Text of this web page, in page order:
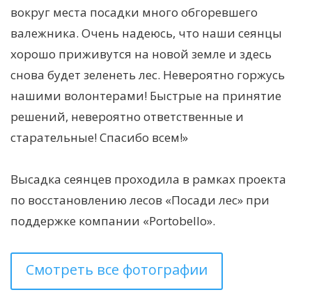
вокруг места посадки много обгоревшего
валежника. Очень надеюсь, что наши сеянцы
хорошо приживутся на новой земле и здесь
снова будет зеленеть лес. Невероятно горжусь
нашими волонтерами! Быстрые на принятие
решений, невероятно ответственные и
старательные! Спасибо всем!»
Высадка сеянцев проходила в рамках проекта
по восстановлению лесов «Посади лес» при
поддержке компании «Portobello».
Смотреть все фотографии